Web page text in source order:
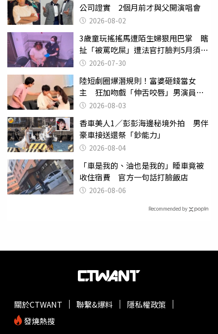
公司證實 2個月前才與父開演唱會
2026-08-02
3歲童玩搖搖馬遭陌生婦狠甩巴掌 瞎
扯「被罵吃屎」遭法官打臉判5月須入
監 2026-07-30
陸短劇圈爆潛規則！富婆砸錢當女
主 狂加吻戲「伸舌咬唇」男演員崩
潰 2026-08-03
香車美人1／彭彭海邊秘境外拍 男伴
豪車接送還祭「鈔能力」
2026-08-04
「車是我的、油也是我的」睡車竟被
收住宿費 官方一句話打臉飯店
2026-08-06
Recommended by
關於CTWANT 聯繫&爆料
隱私權政策
發燒熱搜